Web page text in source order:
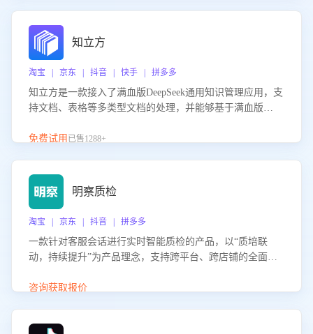
知立方
淘宝 | 京东 | 抖音 | 快手 | 拼多多
知立方是一款接入了满血版DeepSeek通用知识管理应用，支
持文档、表格等多类型文档的处理，并能够基于满血版
识支持，帮助用户高效管理和利用知识资源。通过该产品，
免费试用 已售1288+
明察质检
淘宝 | 京东 | 抖音 | 拼多多
一款针对客服会话进行实时智能质检的产品，以“质培联
动，持续提升”为产品理念，支持跨平台、跨店铺的全面、
升客服团队的销服能力。
咨询获取报价